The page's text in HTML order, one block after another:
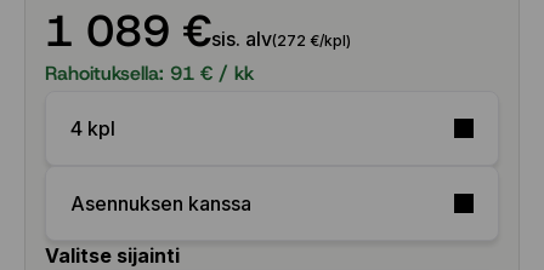
1 089 €sis. alv(272 €/kpl)
Rahoituksella: 91 € / kk
4 kpl
Asennuksen kanssa
Valitse sijainti